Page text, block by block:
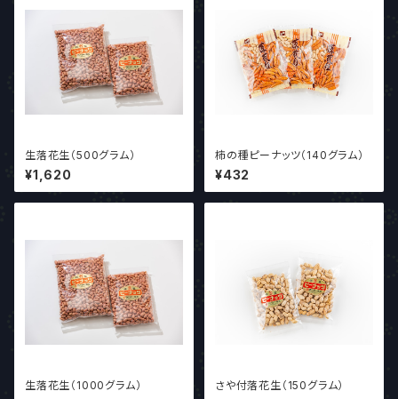
生落花生（500グラム）
¥1,620
柿の種ピーナッツ（140グラム）
¥432
生落花生（1000グラム） さや付落花生（150グラム）